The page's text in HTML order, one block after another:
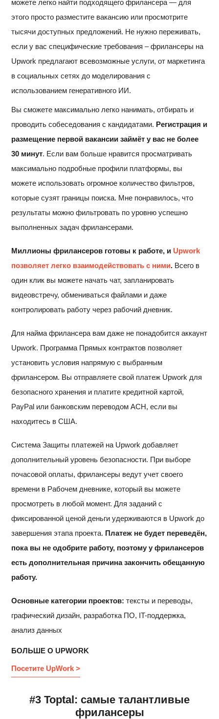
можете легко найти подходящего фрилансера — для
этого просто разместите вакансию или просмотрите
тысячи доступных предложений. Не нужно переживать,
если у вас специфические требования – фрилансеры на
Upwork предлагают всевозможные услуги, от маркетинга
в социальных сетях до моделирования с
использованием генеративного ИИ.
Вы сможете максимально легко нанимать, отбирать и
проводить собеседования с кандидатами. Регистрация и
размещение первой вакансии займёт у вас не более
30 минут. Если вам больше нравится просматривать
максимально подробные профили платформы, вы
можете использовать огромное количество фильтров,
которые сузят границы поиска. Мне понравилось, что
результаты можно фильтровать по уровню успешно
выполненных задач фрилансерами.
Миллионы фрилансеров готовы к работе, и Upwork
позволяет легко взаимодействовать с ними. Всего в
один клик вы можете начать чат, запланировать
видеовстречу, обмениваться файлами и даже
контролировать работу через рабочий дневник.
Для найма фрилансера вам даже не понадобится аккаунт
Upwork. Программа Прямых контрактов позволяет
установить условия напрямую с выбранным
фрилансером. Вы отправляете свой платеж Upwork для
безопасного хранения и платите кредитной картой,
PayPal или банковским переводом ACH, если вы
находитесь в США.
Система Защиты платежей на Upwork добавляет
дополнительный уровень безопасности. При выборе
почасовой оплаты, фрилансеры ведут учет своего
времени в Рабочем дневнике, который вы можете
просмотреть в любой момент. Для заданий с
фиксированной ценой деньги удерживаются в Upwork до
завершения этапа проекта. Платеж не будет переведён,
пока вы не одобрите работу, поэтому у фрилансеров
есть дополнительная причина закончить обещанную
работу.
Основные категории проектов: тексты и переводы,
графический дизайн, разработка ПО, IT-поддержка,
анализ данных
БОЛЬШЕ О UPWORK
Посетите UpWork >
#3 Toptal: самые талантливые
фрилансеры